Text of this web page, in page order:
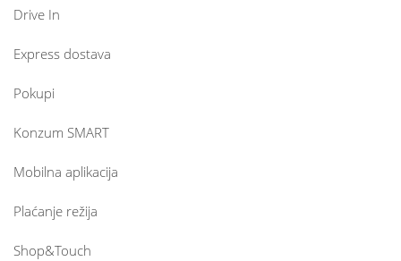
Drive In
Express dostava
Pokupi
Konzum SMART
Mobilna aplikacija
Plaćanje režija
Shop&Touch